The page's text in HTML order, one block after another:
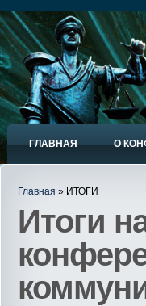
ГЛАВНАЯ О
Главная » ИТОГИ
Итоги